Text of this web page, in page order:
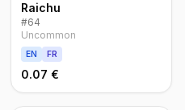
Raichu
#64
Uncommon
EN FR
0.07 €